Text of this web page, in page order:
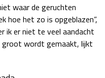
waar de geruchten
hoe het zo is opgeblazen”,
ik er niet te veel aandacht
groot wordt gemaakt, lijkt